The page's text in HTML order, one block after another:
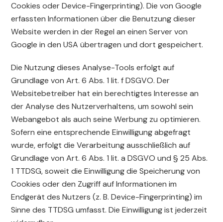
Cookies oder Device-Fingerprinting). Die von Google
erfassten Informationen über die Benutzung dieser
Website werden in der Regel an einen Server von
Google in den USA übertragen und dort gespeichert.
Die Nutzung dieses Analyse-Tools erfolgt auf
Grundlage von Art. 6 Abs. 1 lit. f DSGVO. Der
Websitebetreiber hat ein berechtigtes Interesse an
der Analyse des Nutzerverhaltens, um sowohl sein
Webangebot als auch seine Werbung zu optimieren.
Sofern eine entsprechende Einwilligung abgefragt
wurde, erfolgt die Verarbeitung ausschließlich auf
Grundlage von Art. 6 Abs. 1 lit. a DSGVO und § 25 Abs.
1 TTDSG, soweit die Einwilligung die Speicherung von
Cookies oder den Zugriff auf Informationen im
Endgerät des Nutzers (z. B. Device-Fingerprinting) im
Sinne des TTDSG umfasst. Die Einwilligung ist jederzeit